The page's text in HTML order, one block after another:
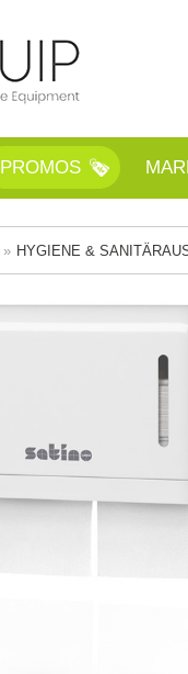
PROMOS
HYGIENE &